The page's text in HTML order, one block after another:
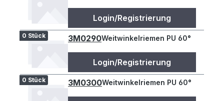
Login/Registrierung
0 Stück 3M0290Weitwinkelriemen PU 60°
Login/Registrierung
0 Stück 3M0300Weitwinkelriemen PU 60°